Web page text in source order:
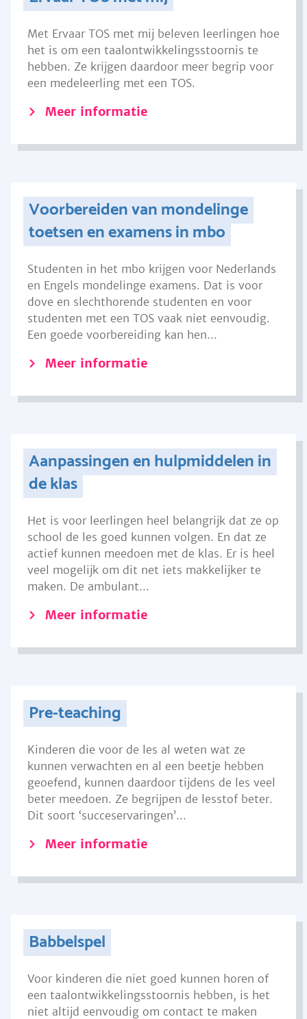
Met Ervaar TOS met mij beleven leerlingen hoe
het is om een taalontwikkelingsstoornis te
hebben. Ze krijgen daardoor meer begrip voor
een medeleerling met een TOS.
Meer informatie
Voorbereiden van mondelinge
toetsen en examens in mbo
Studenten in het mbo krijgen voor Nederlands
en Engels mondelinge examens. Dat is voor
dove en slechthorende studenten en voor
studenten met een TOS vaak niet eenvoudig.
Een goede voorbereiding kan hen...
Meer informatie
Aanpassingen en hulpmiddelen in
de klas
Het is voor leerlingen heel belangrijk dat ze op
school de les goed kunnen volgen. En dat ze
actief kunnen meedoen met de klas. Er is heel
veel mogelijk om dit net iets makkelijker te
maken. De ambulant...
Meer informatie
Pre-teaching
Kinderen die voor de les al weten wat ze
kunnen verwachten en al een beetje hebben
geoefend, kunnen daardoor tijdens de les veel
beter meedoen. Ze begrijpen de lesstof beter.
Dit soort ‘succeservaringen’...
Meer informatie
Babbelspel
Voor kinderen die niet goed kunnen horen of
een taalontwikkelingsstoornis hebben, is het
niet altijd eenvoudig om contact te maken